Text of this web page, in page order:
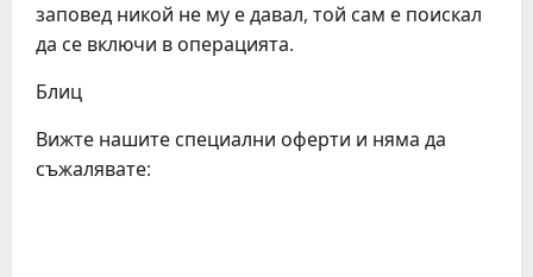
заповед никой не му е давал, той сам е поискал
да се включи в операцията.
Блиц
Вижте нашите специални оферти и няма да
съжалявате: